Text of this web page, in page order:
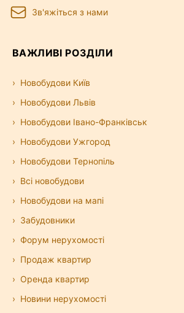
Зв'яжіться з нами
ВАЖЛИВІ РОЗДІЛИ
Новобудови Київ
Новобудови Львів
Новобудови Івано-Франківськ
Новобудови Ужгород
Новобудови Тернопіль
Всі новобудови
Новобудови на мапі
Забудовники
Форум нерухомості
Продаж квартир
Оренда квартир
Новини нерухомості